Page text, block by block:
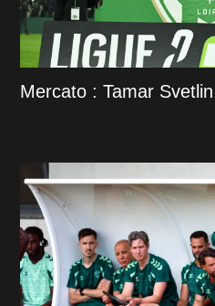
Mercato : Tamar